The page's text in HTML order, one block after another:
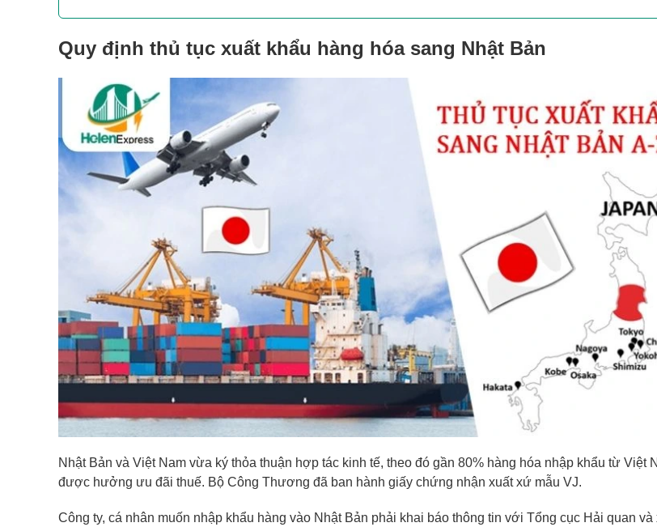
Quy định thủ tục xuất khẩu hàng hóa sang Nhật Bản
Nhật Bản và Việt Nam vừa ký thỏa thuận hợp tác kinh tế, theo đó gần 80% hàng hóa nhập khẩu từ Việt
được hưởng ưu đãi thuế. Bộ Công Thương đã ban hành giấy chứng nhận xuất xứ mẫu VJ.
Công ty, cá nhân muốn nhập khẩu hàng vào Nhật Bản phải khai báo thông tin với Tổng cục Hải quan và